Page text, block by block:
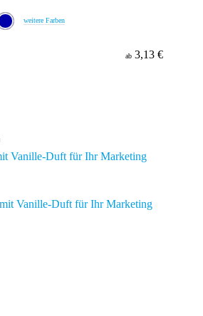
weitere Farben
ab 3,13 €
Vanille-Duft für Ihr Marketing